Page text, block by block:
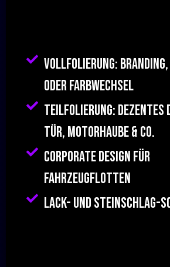
Vollfolierung: Branding,
oder Farbwechsel
Teilfolierung: dezentes
Tür, Motorhaube & Co.
Corporate Design für
Fahrzeugflotten
Lack- und Steinschlag-